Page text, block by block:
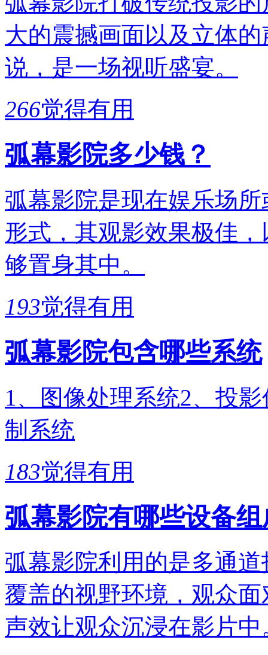
大的震撼画面以及立体
说，是一场视听盛宴。
266觉得有用
弧幕影院多少钱？
弧幕影院是现在娱乐场
形式，其观影效果极佳
够置身其中。
193觉得有用
弧幕影院包含哪些系统
1、图像处理系统2、投
制系统
183觉得有用
弧幕影院有哪些设备组
弧幕影院利用的是多通
覆盖的视野环境，观众
声效让观众沉浸在影片中